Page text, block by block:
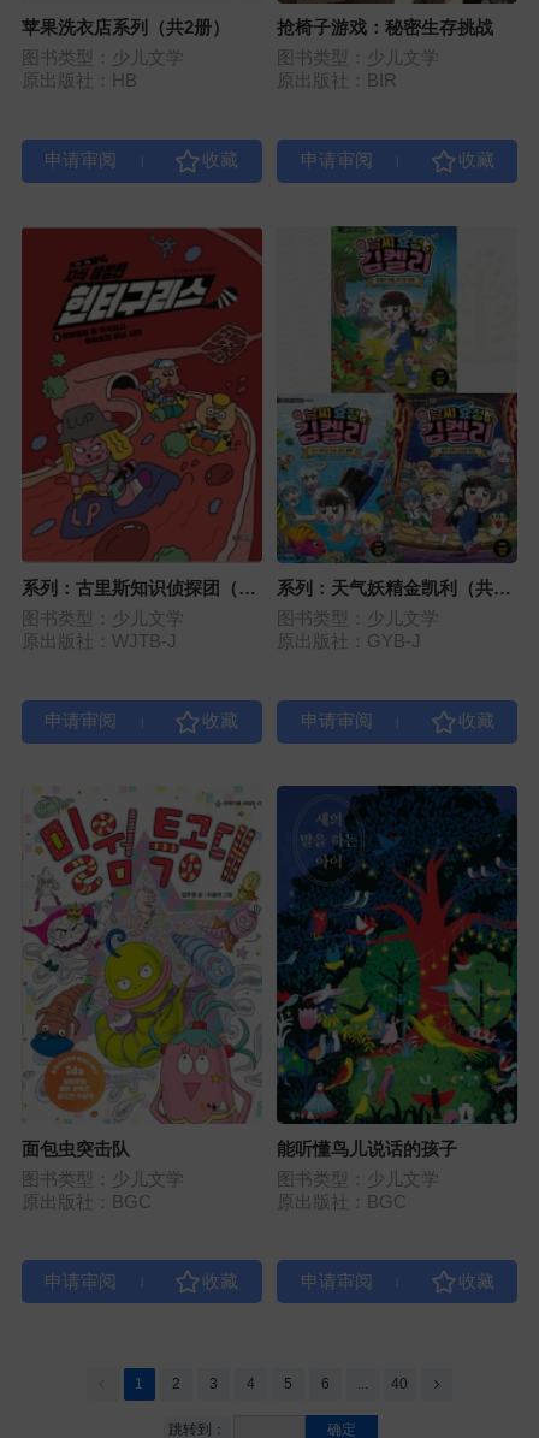
苹果洗衣店系列（共2册）
图书类型：少儿文学
原出版社：HB
抢椅子游戏：秘密生存挑战
图书类型：少儿文学
原出版社：BIR
系列：古里斯知识侦探团（预
计3册）
图书类型：少儿文学
原出版社：WJTB-J
系列：天气妖精金凯利（共5
册）
图书类型：少儿文学
原出版社：GYB-J
面包虫突击队
图书类型：少儿文学
原出版社：BGC
能听懂鸟儿说话的孩子
图书类型：少儿文学
原出版社：BGC
1 2 3 4 5 6 ... 40
跳转到： 确定